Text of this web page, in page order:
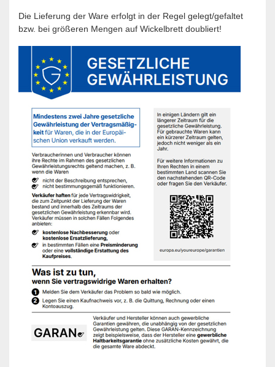
Die Lieferung der Ware erfolgt in der Regel gelegt/gefaltet
bzw. bei größeren Mengen auf Wickelbrett doubliert!